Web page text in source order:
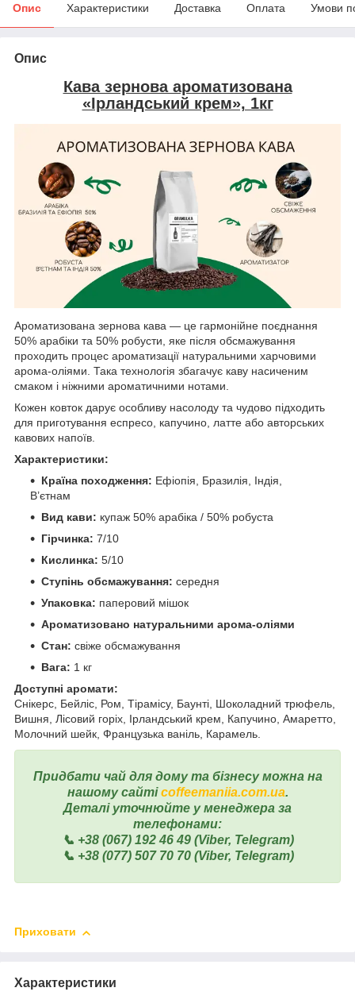
Опис Характеристики Доставка Оплата Умови
Опис
Кава зернова ароматизована
«Ірландський крем», 1кг
Ароматизована зернова кава — це гармонійне поєднання
50% арабіки та 50% робусти, яке після обсмажування
проходить процес ароматизації натуральними харчовими
арома-оліями. Така технологія збагачує каву насиченим
смаком і ніжними ароматичними нотами.
Кожен ковток дарує особливу насолоду та чудово підходить
для приготування еспресо, капучино, латте або авторських
кавових напоїв.
Характеристики:
Країна походження: Ефіопія, Бразилія, Індія,
В’єтнам
Вид кави: купаж 50% арабіка / 50% робуста
Гірчинка: 7/10
Кислинка: 5/10
Ступінь обсмажування: середня
Упаковка: паперовий мішок
Ароматизовано натуральними арома-оліями
Стан: свіже обсмажування
Вага: 1 кг
Доступні аромати:
Снікерс, Бейліс, Ром, Тірамісу, Баунті, Шоколадний трюфель,
Вишня, Лісовий горіх, Ірландський крем, Капучино, Амаретто,
Молочний шейк, Французька ваніль, Карамель.
Придбати чай для дому та бізнесу можна на
нашому сайтіcoffeemaniia.com.ua.
Деталі уточнюйте у менеджера за
телефонами:
📞 +38 (067) 192 46 49 (Viber, Telegram)
📞 +38 (077) 507 70 70 (Viber, Telegram)
Приховати
Характеристики